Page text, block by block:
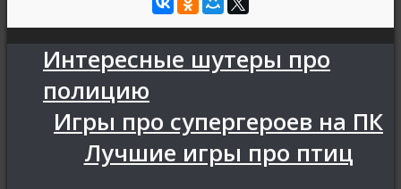
Интересные шутеры про
полицию
Игры про супергероев на ПК
Лучшие игры про птиц